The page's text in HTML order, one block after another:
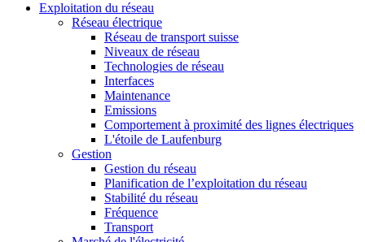
Exploitation du réseau
Réseau électrique
Réseau de transport suisse
Niveaux de réseau
Technologies de réseau
Interfaces
Maintenance
Emissions
Comportement à proximité des lignes électriques
L'étoile de Laufenburg
Gestion
Gestion du réseau
Planification de l’exploitation du réseau
Stabilité du réseau
Fréquence
Transport